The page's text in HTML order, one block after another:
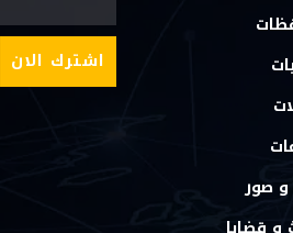
و صور